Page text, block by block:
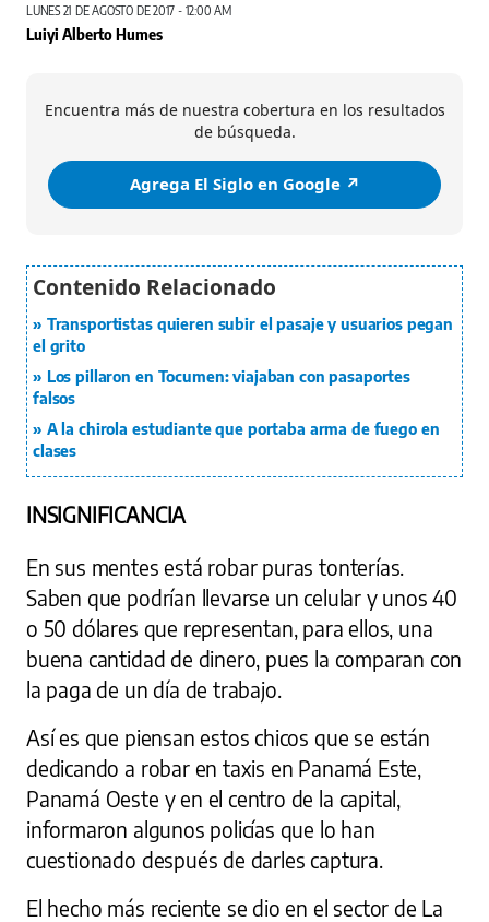
LUNES 21 DE AGOSTO DE 2017 - 12:00 AM
Luiyi Alberto Humes
Encuentra más de nuestra cobertura en los resultados
de búsqueda.
Agrega El Siglo en Google ↗️
Transportistas quieren subir el pasaje y usuarios pegan
el grito
Los pillaron en Tocumen: viajaban con pasaportes
falsos
A la chirola estudiante que portaba arma de fuego en
clases
INSIGNIFICANCIA
En sus mentes está robar puras tonterías.
Saben que podrían llevarse un celular y unos 40
o 50 dólares que representan, para ellos, una
buena cantidad de dinero, pues la comparan con
la paga de un día de trabajo.
Así es que piensan estos chicos que se están
dedicando a robar en taxis en Panamá Este,
Panamá Oeste y en el centro de la capital,
informaron algunos policías que lo han
cuestionado después de darles captura.
El hecho más reciente se dio en el sector de La